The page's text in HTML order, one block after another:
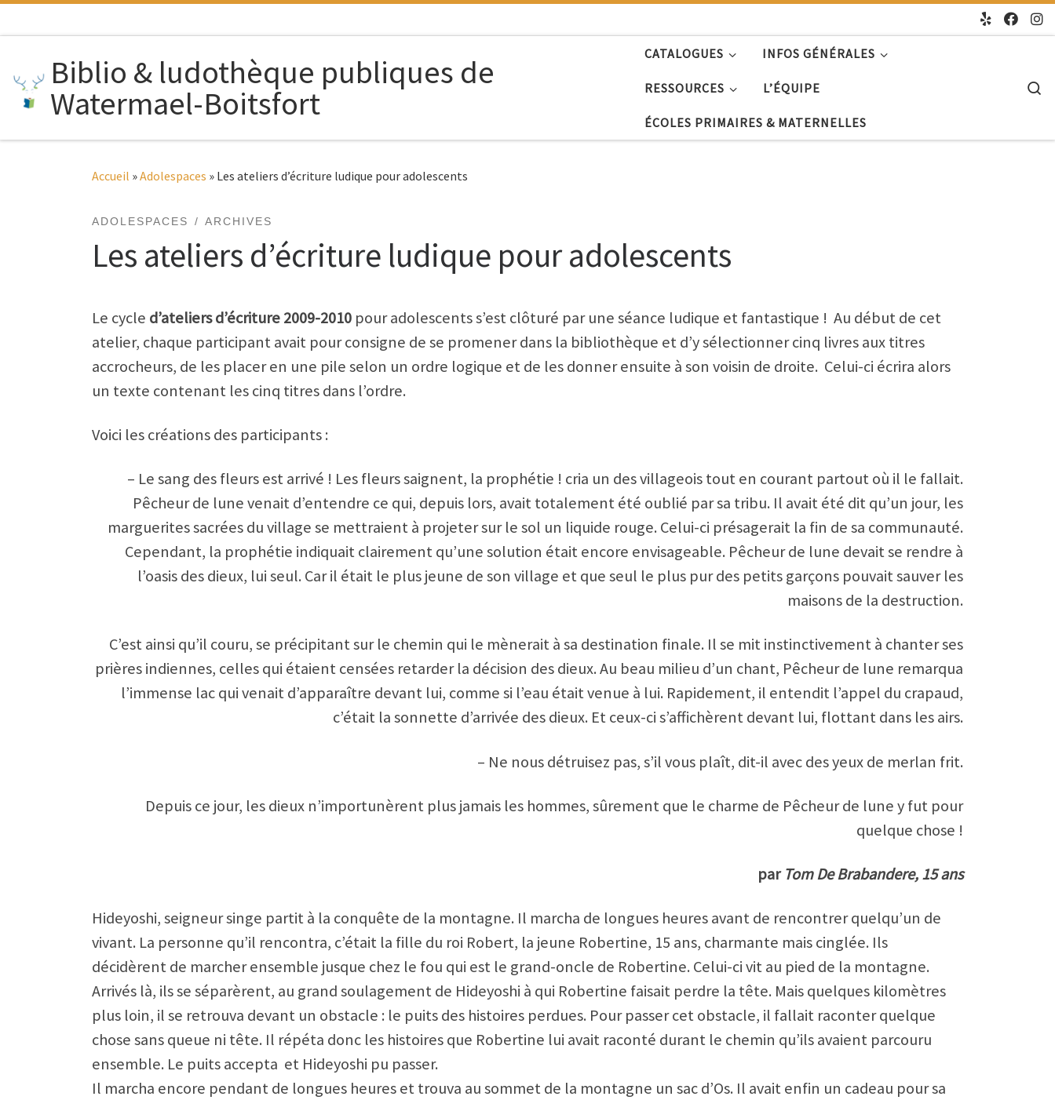
Biblio & ludothèque publiques de
Watermael-Boitsfort
CATALOGUES INFOS GÉNÉRALES
RESSOURCES L’ÉQUIPE
ÉCOLES PRIMAIRES & MATERNELLES
Accueil »Adolespaces » Les ateliers d’écriture ludique pour adolescents
ADOLESPACES ARCHIVES
Les ateliers d’écriture ludique pour adolescents
Le cycle d’ateliers d’écriture 2009-2010 pour adolescents s’est clôturé par une séance ludique et fantastique ! Au début de cet
atelier, chaque participant avait pour consigne de se promener dans la bibliothèque et d’y sélectionner cinq livres aux titres
accrocheurs, de les placer en une pile selon un ordre logique et de les donner ensuite à son voisin de droite. Celui-ci écrira alors
un texte contenant les cinq titres dans l’ordre.
Voici les créations des participants :
– Le sang des fleurs est arrivé ! Les fleurs saignent, la prophétie ! cria un des villageois tout en courant partout où il le fallait.
Pêcheur de lune venait d’entendre ce qui, depuis lors, avait totalement été oublié par sa tribu. Il avait été dit qu’un jour, les
marguerites sacrées du village se mettraient à projeter sur le sol un liquide rouge. Celui-ci présagerait la fin de sa communauté.
Cependant, la prophétie indiquait clairement qu’une solution était encore envisageable. Pêcheur de lune devait se rendre à
l’oasis des dieux, lui seul. Car il était le plus jeune de son village et que seul le plus pur des petits garçons pouvait sauver les
maisons de la destruction.
C’est ainsi qu’il couru, se précipitant sur le chemin qui le mènerait à sa destination finale. Il se mit instinctivement à chanter ses
prières indiennes, celles qui étaient censées retarder la décision des dieux. Au beau milieu d’un chant, Pêcheur de lune remarqua
l’immense lac qui venait d’apparaître devant lui, comme si l’eau était venue à lui. Rapidement, il entendit l’appel du crapaud,
c’était la sonnette d’arrivée des dieux. Et ceux-ci s’affichèrent devant lui, flottant dans les airs.
– Ne nous détruisez pas, s’il vous plaît, dit-il avec des yeux de merlan frit.
Depuis ce jour, les dieux n’importunèrent plus jamais les hommes, sûrement que le charme de Pêcheur de lune y fut pour
quelque chose !
parTom De Brabandere, 15 ans
Hideyoshi, seigneur singe partit à la conquête de la montagne. Il marcha de longues heures avant de rencontrer quelqu’un de
vivant. La personne qu’il rencontra, c’était la fille du roi Robert, la jeune Robertine, 15 ans, charmante mais cinglée. Ils
décidèrent de marcher ensemble jusque chez le fou qui est le grand-oncle de Robertine. Celui-ci vit au pied de la montagne.
Arrivés là, ils se séparèrent, au grand soulagement de Hideyoshi à qui Robertine faisait perdre la tête. Mais quelques kilomètres
plus loin, il se retrouva devant un obstacle : le puits des histoires perdues. Pour passer cet obstacle, il fallait raconter quelque
chose sans queue ni tête. Il répéta donc les histoires que Robertine lui avait raconté durant le chemin qu’ils avaient parcouru
ensemble. Le puits accepta et Hideyoshi pu passer.
Il marcha encore pendant de longues heures et trouva au sommet de la montagne un sac d’Os. Il avait enfin un cadeau pour sa